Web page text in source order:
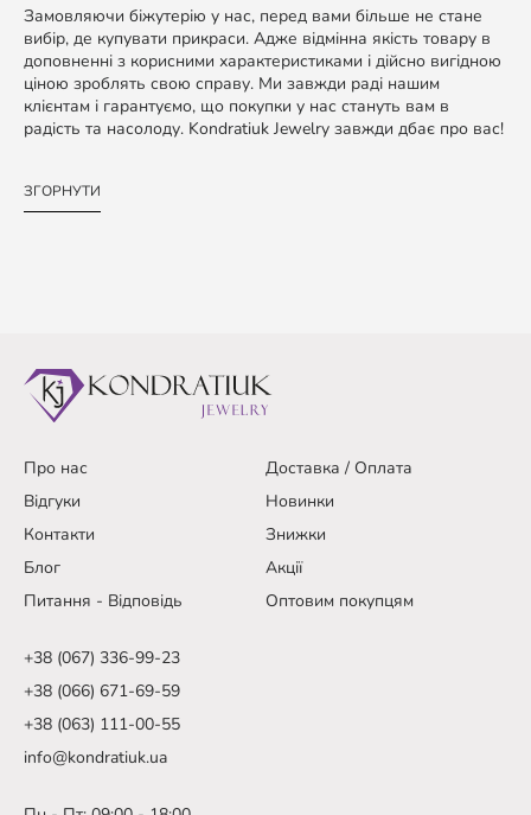
Замовляючи біжутерію у нас, перед вами більше не стане
вибір, де купувати прикраси. Адже відмінна якість товару в
доповненні з корисними характеристиками і дійсно вигідною
ціною зроблять свою справу. Ми завжди раді нашим
клієнтам і гарантуємо, що покупки у нас стануть вам в
радість та насолоду. Kondratiuk Jewelry завжди дбає про вас!
ЗГОРНУТИ
Про нас
Доставка / Оплата
Відгуки
Новинки
Контакти
Знижки
Блог
Акції
Питання - Відповідь
Оптовим покупцям
+38 (067) 336-99-23
+38 (066) 671-69-59
+38 (063) 111-00-55
info@kondratiuk.ua